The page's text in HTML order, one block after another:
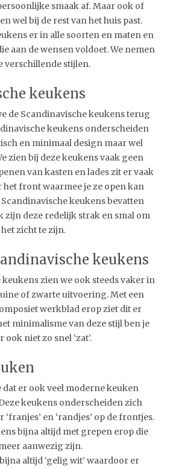
smaak af. Maar ook of
wel bij de rest van het huis past.
er in alle soorten en maten en
aan de wensen voldoet. We nemen
verschillende stijlen.
keukens
de Scandinavische keukens terug
keukens onderscheiden
en minimaal design maar wel
zien bij deze keukens vaak geen
van kasten en lades zit er vaak
het front waarmee je ze open kan
keukens bevatten
zijn deze redelijk strak en smal om
zicht te zijn.
keukens
zien we ook steeds vaker in
of zwarte uitvoering. Met een
werkblad erop ziet dit er
minimalisme van deze stijl ben je
niet zo snel ‘zat’.
dat er ook veel moderne keuken
keukens onderscheiden zich
en ‘randjes’ op de frontjes.
bijna altijd met grepen erop die
aanwezig zijn.
altijd ‘gelig wit’ waardoor er